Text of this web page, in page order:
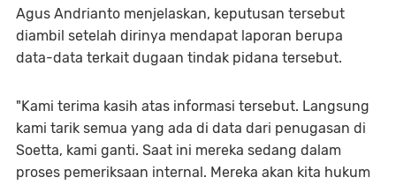
Agus Andrianto menjelaskan, keputusan tersebut
diambil setelah dirinya mendapat laporan berupa
data-data terkait dugaan tindak pidana tersebut.
"Kami terima kasih atas informasi tersebut. Langsung
kami tarik semua yang ada di data dari penugasan di
Soetta, kami ganti. Saat ini mereka sedang dalam
proses pemeriksaan internal. Mereka akan kita hukum